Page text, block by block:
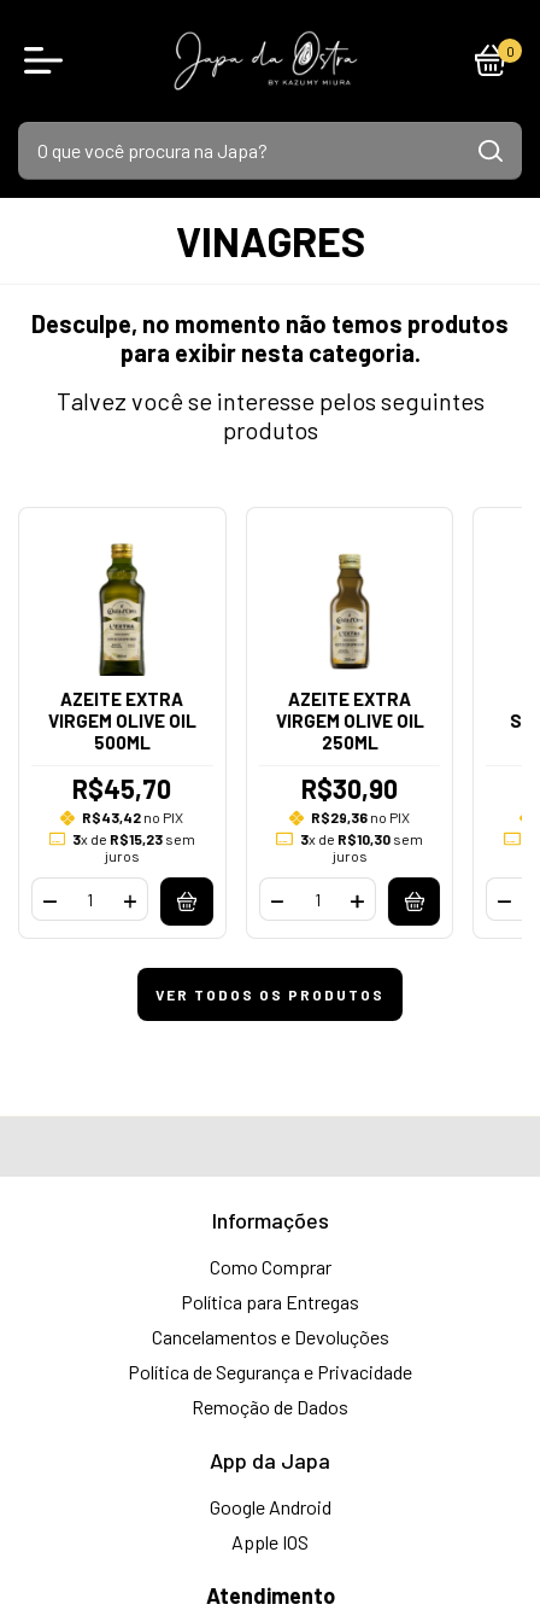
0
VINAGRES
Desculpe, no momento não temos produtos
para exibir nesta categoria.
Talvez você se interesse pelos seguintes
produtos
AZEITE EXTRA
VIRGEM OLIVE OIL
500ML
R$45,70
R$43,42 no PIX
3x de R$15,23 sem
juros
AZEITE EXTRA
VIRGEM OLIVE OIL
250ML
R$30,90
R$29,36 no PIX
3x de R$10,30sem
juros
VER TODOS OS PRODUTOS
Informações
Como Comprar
Política para Entregas
Cancelamentos e Devoluções
Política de Segurança e Privacidade
Remoção de Dados
App da Japa
Google Android
Apple IOS
Atendimento